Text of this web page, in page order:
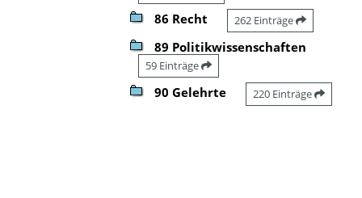
86 Recht 262 Einträge
89 Politikwissenschaften
59 Einträge
90 Gelehrte 220 Einträge